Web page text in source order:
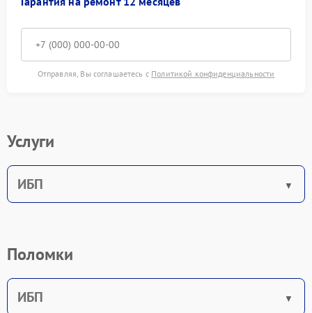
Отправляя, Вы соглашаетесь с Политикой конфиденциальности
Услуги
ИБП
Поломки
ИБП